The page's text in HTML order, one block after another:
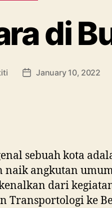
di
PostJanuary 10, 2022
sebuah kota
naik angkutan
dari
Transportologi ke